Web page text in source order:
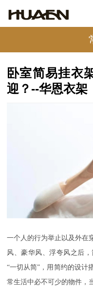
卧室简易挂衣
迎？--华恩衣架
一个人的行为举止以及外在
风、豪华风、浮夸风之后
“一切从简”，用简约的设计
常生活中必不可少的物件，